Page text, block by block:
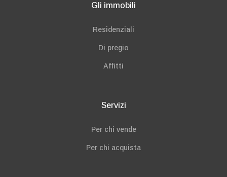
Gli immobili
Residenziali
Di pregio
Affitti
Servizi
Per chi vende
Per chi acquista